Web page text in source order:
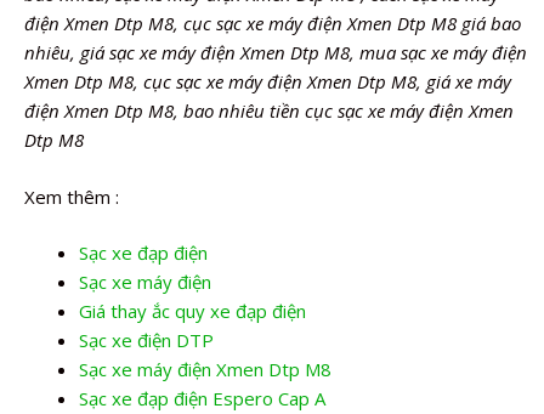
điện Xmen Dtp M8, cục sạc xe máy điện Xmen Dtp M8 giá bao
nhiêu, giá sạc xe máy điện Xmen Dtp M8, mua sạc xe máy điện
Xmen Dtp M8, cục sạc xe máy điện Xmen Dtp M8, giá xe máy
điện Xmen Dtp M8, bao nhiêu tiền cục sạc xe máy điện Xmen
Dtp M8
Xem thêm :
Sạc xe đạp điện
Sạc xe máy điện
Giá thay ắc quy xe đạp điện
Sạc xe điện DTP
Sạc xe máy điện Xmen Dtp M8
Sạc xe đạp điện Espero Cap A